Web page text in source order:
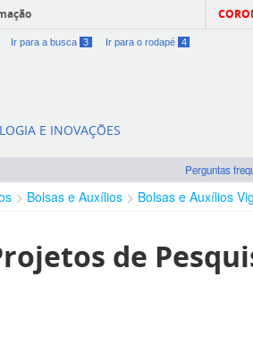
Ir para a busca 3 Ir para o rodapé 4
E INOVAÇÕES
Perguntas
Bolsas e Auxílios Bolsas e Auxílios
de